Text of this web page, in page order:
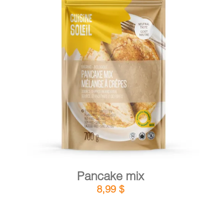
ADD TO CART
Pancake mix
8,99 $